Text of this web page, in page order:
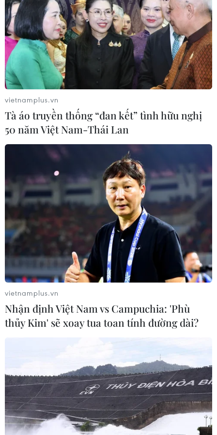
TIN LIÊN QUAN
Trung Quốc, EU cam kết giải quyết những
thách thức kinh tế toàn cầu
20/07/2022 02:37
Tại Đối thoại, hai bên đã thảo luận chân thành, thẳng
thắn và hiệu quả về 4 chủ đề, bao gồm nền kinh tế vĩ
mô, chuỗi công nghiệp và cung ứng, thương mại và
đầu tư, và hợp tác tài chính.
vietnamplus.vn
Tà áo truyền thống “đan kết” tình hữu nghị
50 năm Việt Nam-Thái Lan
vietnamplus.vn
Nhận định Việt Nam vs Campuchia: 'Phù
thủy Kim' sẽ xoay tua toan tính đường dài?